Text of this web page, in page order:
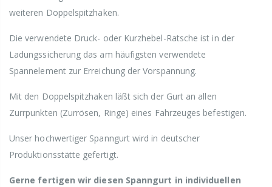
weiteren Doppelspitzhaken.
Die verwendete Druck- oder Kurzhebel-Ratsche ist in der
Ladungssicherung das am häufigsten verwendete
Spannelement zur Erreichung der Vorspannung.
Mit den Doppelspitzhaken läßt sich der Gurt an allen
Zurrpunkten (Zurrösen, Ringe) eines Fahrzeuges befestigen.
Unser hochwertiger Spanngurt wird in deutscher
Produktionsstätte gefertigt.
Gerne fertigen wir diesen Spanngurt in individuellen